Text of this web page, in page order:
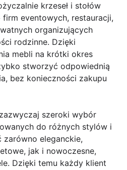
krzeseł i stołów
eventowych, restauracji,
organizujących
rodzinne. Dzięki
mebli na krótki okres
stworzyć odpowiednią
bez konieczności zakupu
szeroki wybór
do różnych stylów i
eleganckie,
jak i nowoczesne,
Dzięki temu każdy klient